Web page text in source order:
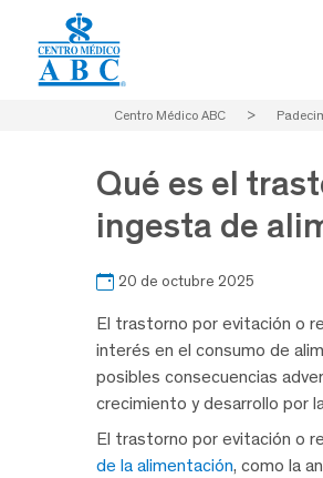
Centro Médico ABC >
Qué es el
ingesta de
20 de octubre 2025
El trastorno por evitación o
interés en el consumo de
posibles consecuencias
crecimiento y desarrollo por
El trastorno por evitación o
de la alimentación, como la